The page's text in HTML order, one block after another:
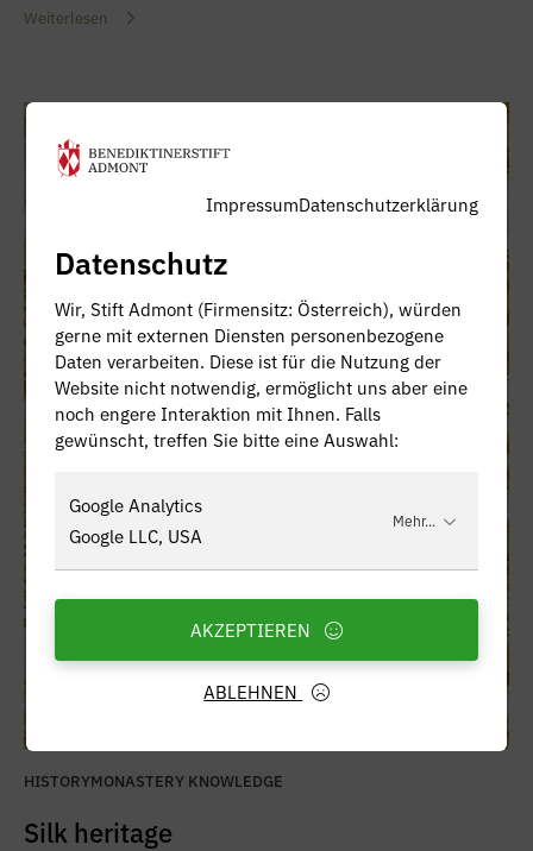
Weiterlesen
09.12.2021
HISTORYMONASTERY KNOWLEDGE
Silk heritage
ImpressumDatenschutzerklärung
Datenschutz
Wir, Stift Admont (Firmensitz: Österreich), würden
gerne mit externen Diensten personenbezogene
Daten verarbeiten. Diese ist für die Nutzung der
Website nicht notwendig, ermöglicht uns aber eine
noch engere Interaktion mit Ihnen. Falls
gewünscht, treffen Sie bitte eine Auswahl:
Google Analytics
Google LLC, USA
Mehr...
ABLEHNEN
AKZEPTIEREN